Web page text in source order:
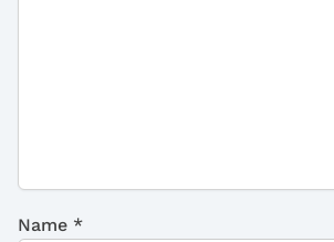
Name *